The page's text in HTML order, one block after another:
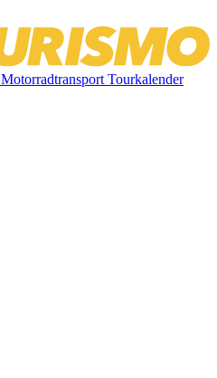
MotorradtransportTourkalender